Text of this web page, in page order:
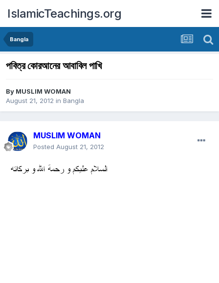
IslamicTeachings.org
Bangla
পবিত্র কোরআনের আবাবিল পাখি
By MUSLIM WOMAN
August 21, 2012 in Bangla
MUSLIM WOMAN
Posted August 21, 2012